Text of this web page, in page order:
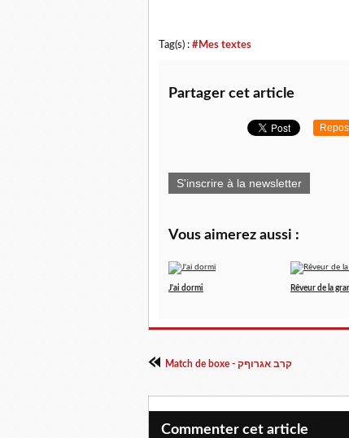
Tag(s) : #Mes textes
Partager cet article
S'inscrire à la newsletter
Vous aimerez aussi :
J'ai dormi Rêveur de la
Match de boxe - קרב אגרוףק
Commenter cet article